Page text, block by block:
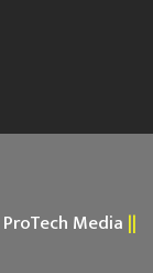
ProTech Media ||